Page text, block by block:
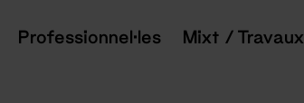
Professionnel·les Mixt / Travaux